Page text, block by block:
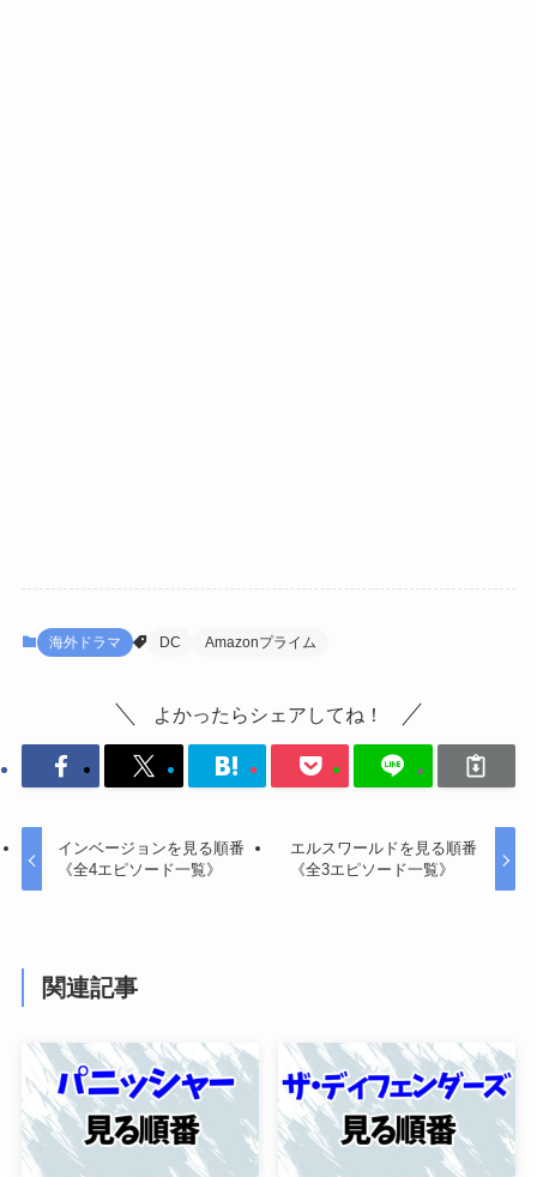
海外ドラマ DC Amazonプライム
よかったらシェアしてね！
インベージョンを見る順番
《全4エピソード一覧》
エルスワールドを見る順番
《全3エピソード一覧》
関連記事